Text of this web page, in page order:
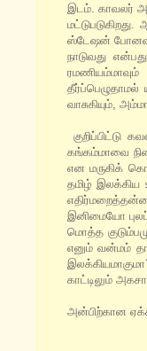
இடம். காவலர்
ஸ்டேஷன் போனவ'
நாடுவது
வாசுகியும்,
குறிப்பிட்டு
கங்கம்மாவை
என மருகிக்
தமிழ் இலக்கிய
இனிமையோ
மொத்த
எனும் வன்மம்
காட்டிலும்
அன்பிற்கான